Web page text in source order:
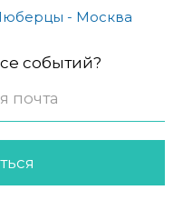
- Москва
событий?